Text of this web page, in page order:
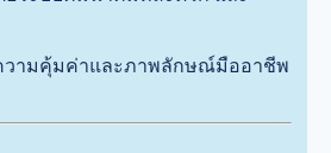
วามคุ้มค่าและภาพลักษณ์มืออาชีพ